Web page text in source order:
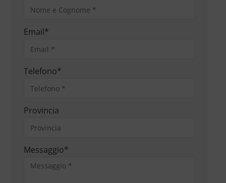
Email*
Telefono*
Provincia
Messaggio*